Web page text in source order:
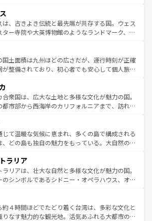
ャンパンの発祥地であるランス、プロヴァンスの
ラベンダー畑など、多彩な楽しみ方が可能だ。さ
リ以外の地域にも魅力が溢れており、どの街角に
に足を運ぶとそれぞれで全く異なる文化を体験で
きるだろう。 なお、新着のフランス情報はコンテンツ一覧
てほしい。
この国は、どこを歩いても飽きることがない。ベ
文化的活気、バイエルン州のアルプスの絶景、そ
ン川沿いのワイン畑といった風景は必見。ビール
な人にはぜひ体験してほしい。 なお、新着の
報はコンテンツ一覧を参照してほしい。
は、古きよき伝統と最先端が共存する国。ウェス
ター寺院や大英博物館のようなランドマーク、歴
に異なる魅力がある。また、優雅なアフタヌーン
ビール好きにはたまらない英国パブ、サッカー観
本場だからこそできる体験も豊富。イギリスを旅
を参照してほしい。
国土面積は九州ほどの広さだが、運行時刻が正確
が整備されており、初心者でも安心して個人旅行
そのまま残る町や、スイスならではのユニークな
あり、アルプス観光だけでなく町歩きも満喫する
きる。国民の所得が高いため物価も高いが、旅行
費無料で観光を楽しむこともできる。 なお、新
ス情報はコンテンツ一覧 を参照してほしい。
合衆国は、広大な土地と多様な文化が魅力の国。
都市部から西海岸のカリフォルニアまで、訪れる
巨大都市は、観光、ショッピング、エンターテイ
が詰まった刺激的なスポットだ。一方、アメリカ
大自然が広がり、グランドキャニオンやイエロー
ーオーリンズでは、音楽と美食が融合した独特の
力。旅行者はアメリカの各地域で異なる魅力を楽
ら、その多様性と豊かな歴史を感じることができ
な旅のスタイルだ。 なお、新着のアメリカ
ンテンツ一覧を参照してほしい。
じて温暖な気候に恵まれ、多くの島で構成される
、どの島も独自の魅力をもっている。大自然の神
見逃せない。また、定番の観光地といえばオアフ
静かな自然を求めるならマウイ島やカウアイ島が
。エメラルドグリーンに輝く海をはじめ、豊かな
てなしの心で訪れる人々を迎えてくれるハワイの
いしいローカルフードやハワイアンミュージッ
的なフラダンスなど、すべてがハワイの魅力を彩
ラリア
ラリアは、壮大な自然と多様な文化が魅力の国。
のシンボルであるシドニー・オペラハウス、オー
フや大陸中央部にそびえるウルル（エアーズロッ
スマニアの美しい原生林やケアンズの熱帯雨林な
ころがたくさん。また、カフェやワイン、オージ
約４時間ほどでたどり着く台湾は、多彩な文化と
りなす魅力的な観光地。活気あふれる大都市の台